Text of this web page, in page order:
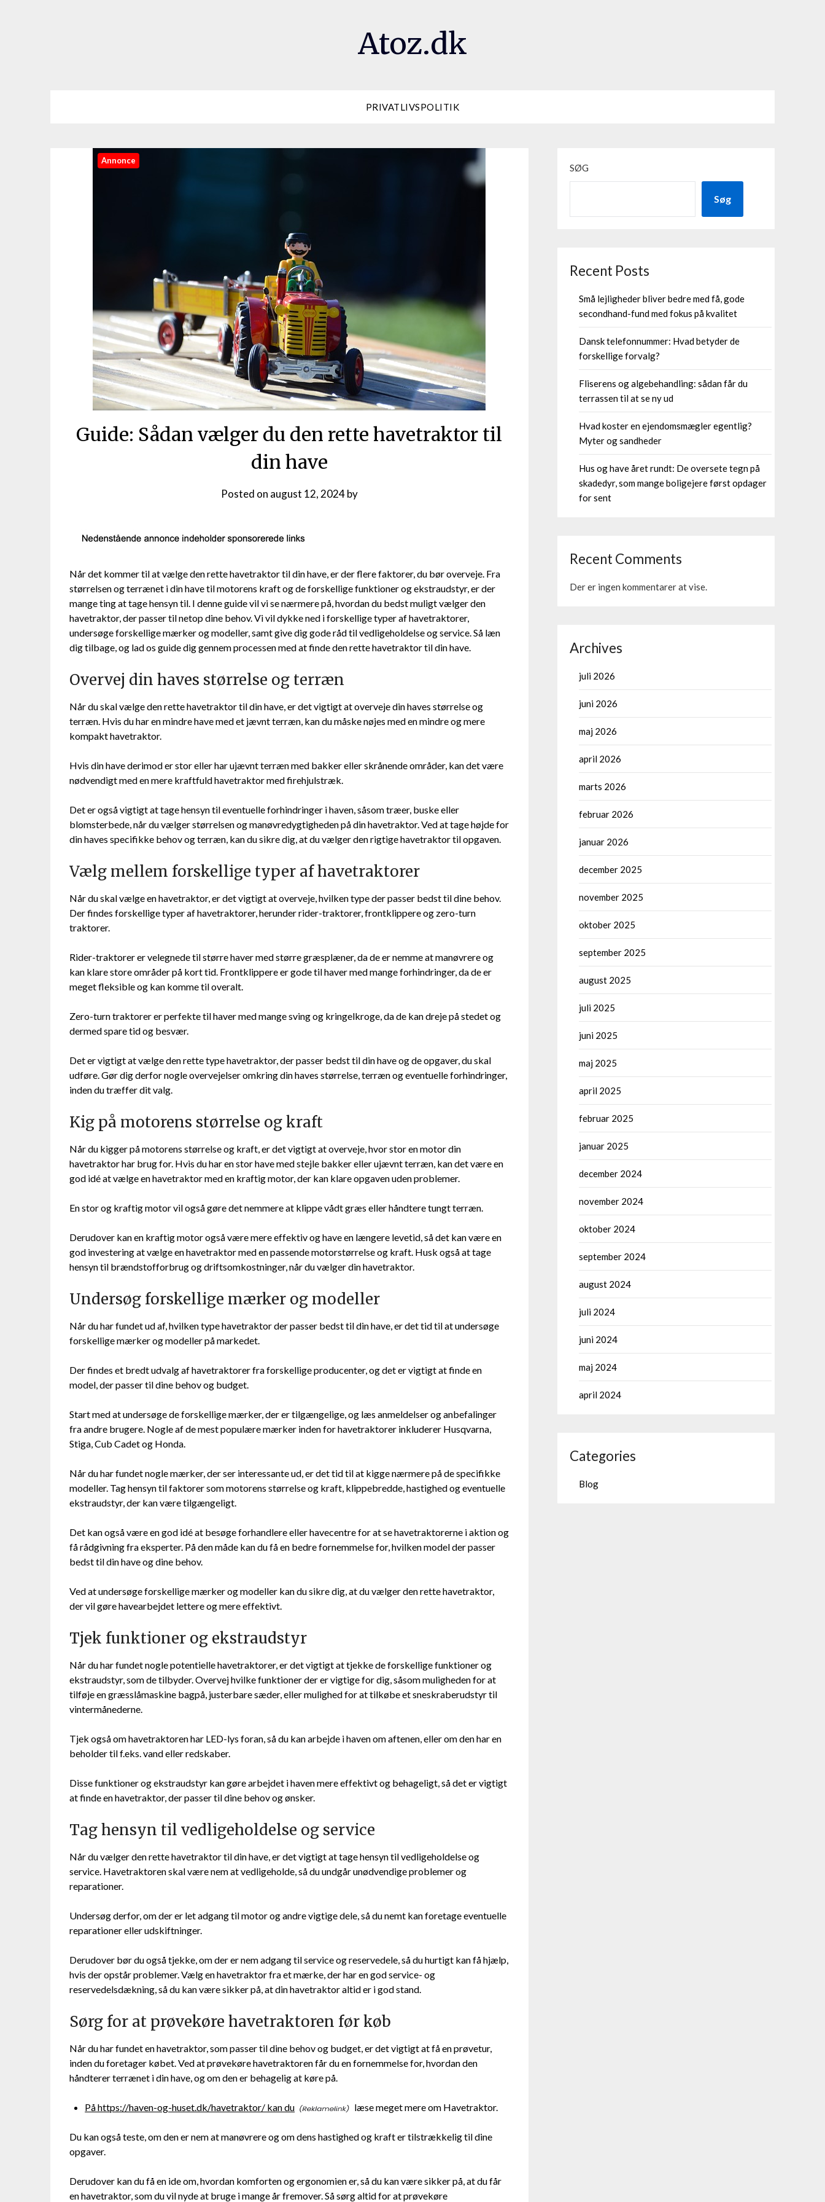
Atoz.dk
PRIVATLIVSPOLITIK
Annonce
Guide: Sådan vælger du den rette havetraktor til
din have
Posted on august 12, 2024by
Når det kommer til at vælge den rette havetraktor til din have, er der flere faktorer, du bør overveje. Fra
størrelsen og terrænet i din have til motorens kraft og de forskellige funktioner og ekstraudstyr, er der
mange ting at tage hensyn til. I denne guide vil vi se nærmere på, hvordan du bedst muligt vælger den
havetraktor, der passer til netop dine behov. Vi vil dykke ned i forskellige typer af havetraktorer,
undersøge forskellige mærker og modeller, samt give dig gode råd til vedligeholdelse og service. Så læn
dig tilbage, og lad os guide dig gennem processen med at finde den rette havetraktor til din have.
Overvej din haves størrelse og terræn
Når du skal vælge den rette havetraktor til din have, er det vigtigt at overveje din haves størrelse og
terræn. Hvis du har en mindre have med et jævnt terræn, kan du måske nøjes med en mindre og mere
kompakt havetraktor.
Hvis din have derimod er stor eller har ujævnt terræn med bakker eller skrånende områder, kan det være
nødvendigt med en mere kraftfuld havetraktor med firehjulstræk.
Det er også vigtigt at tage hensyn til eventuelle forhindringer i haven, såsom træer, buske eller
blomsterbede, når du vælger størrelsen og manøvredygtigheden på din havetraktor. Ved at tage højde for
din haves specifikke behov og terræn, kan du sikre dig, at du vælger den rigtige havetraktor til opgaven.
Vælg mellem forskellige typer af havetraktorer
Når du skal vælge en havetraktor, er det vigtigt at overveje, hvilken type der passer bedst til dine behov.
Der findes forskellige typer af havetraktorer, herunder rider-traktorer, frontklippere og zero-turn
traktorer.
Rider-traktorer er velegnede til større haver med større græsplæner, da de er nemme at manøvrere og
kan klare store områder på kort tid. Frontklippere er gode til haver med mange forhindringer, da de er
meget fleksible og kan komme til overalt.
Zero-turn traktorer er perfekte til haver med mange sving og kringelkroge, da de kan dreje på stedet og
dermed spare tid og besvær.
Det er vigtigt at vælge den rette type havetraktor, der passer bedst til din have og de opgaver, du skal
udføre. Gør dig derfor nogle overvejelser omkring din haves størrelse, terræn og eventuelle forhindringer,
inden du træffer dit valg.
Kig på motorens størrelse og kraft
Når du kigger på motorens størrelse og kraft, er det vigtigt at overveje, hvor stor en motor din
havetraktor har brug for. Hvis du har en stor have med stejle bakker eller ujævnt terræn, kan det være en
god idé at vælge en havetraktor med en kraftig motor, der kan klare opgaven uden problemer.
En stor og kraftig motor vil også gøre det nemmere at klippe vådt græs eller håndtere tungt terræn.
Derudover kan en kraftig motor også være mere effektiv og have en længere levetid, så det kan være en
god investering at vælge en havetraktor med en passende motorstørrelse og kraft. Husk også at tage
hensyn til brændstofforbrug og driftsomkostninger, når du vælger din havetraktor.
Undersøg forskellige mærker og modeller
Når du har fundet ud af, hvilken type havetraktor der passer bedst til din have, er det tid til at undersøge
forskellige mærker og modeller på markedet.
Der findes et bredt udvalg af havetraktorer fra forskellige producenter, og det er vigtigt at finde en
model, der passer til dine behov og budget.
Start med at undersøge de forskellige mærker, der er tilgængelige, og læs anmeldelser og anbefalinger
fra andre brugere. Nogle af de mest populære mærker inden for havetraktorer inkluderer Husqvarna,
Stiga, Cub Cadet og Honda.
Når du har fundet nogle mærker, der ser interessante ud, er det tid til at kigge nærmere på de specifikke
modeller. Tag hensyn til faktorer som motorens størrelse og kraft, klippebredde, hastighed og eventuelle
ekstraudstyr, der kan være tilgængeligt.
Det kan også være en god idé at besøge forhandlere eller havecentre for at se havetraktorerne i aktion og
få rådgivning fra eksperter. På den måde kan du få en bedre fornemmelse for, hvilken model der passer
bedst til din have og dine behov.
Ved at undersøge forskellige mærker og modeller kan du sikre dig, at du vælger den rette havetraktor,
der vil gøre havearbejdet lettere og mere effektivt.
Tjek funktioner og ekstraudstyr
Når du har fundet nogle potentielle havetraktorer, er det vigtigt at tjekke de forskellige funktioner og
ekstraudstyr, som de tilbyder. Overvej hvilke funktioner der er vigtige for dig, såsom muligheden for at
tilføje en græsslåmaskine bagpå, justerbare sæder, eller mulighed for at tilkøbe et sneskraberudstyr til
vintermånederne.
Tjek også om havetraktoren har LED-lys foran, så du kan arbejde i haven om aftenen, eller om den har en
beholder til f.eks. vand eller redskaber.
Disse funktioner og ekstraudstyr kan gøre arbejdet i haven mere effektivt og behageligt, så det er vigtigt
at finde en havetraktor, der passer til dine behov og ønsker.
Tag hensyn til vedligeholdelse og service
Når du vælger den rette havetraktor til din have, er det vigtigt at tage hensyn til vedligeholdelse og
service. Havetraktoren skal være nem at vedligeholde, så du undgår unødvendige problemer og
reparationer.
Undersøg derfor, om der er let adgang til motor og andre vigtige dele, så du nemt kan foretage eventuelle
reparationer eller udskiftninger.
Derudover bør du også tjekke, om der er nem adgang til service og reservedele, så du hurtigt kan få hjælp,
hvis der opstår problemer. Vælg en havetraktor fra et mærke, der har en god service- og
reservedelsdækning, så du kan være sikker på, at din havetraktor altid er i god stand.
Sørg for at prøvekøre havetraktoren før køb
Når du har fundet en havetraktor, som passer til dine behov og budget, er det vigtigt at få en prøvetur,
inden du foretager købet. Ved at prøvekøre havetraktoren får du en fornemmelse for, hvordan den
håndterer terrænet i din have, og om den er behagelig at køre på.
På https://haven-og-huset.dk/havetraktor/ kan du læse meget mere om Havetraktor.
Du kan også teste, om den er nem at manøvrere og om dens hastighed og kraft er tilstrækkelig til dine
opgaver.
Derudover kan du få en ide om, hvordan komforten og ergonomien er, så du kan være sikker på, at du får
en havetraktor, som du vil nyde at bruge i mange år fremover. Så sørg altid for at prøvekøre
SØG
Søg
Recent Posts
Små lejligheder bliver bedre med få, gode
secondhand-fund med fokus på kvalitet
Dansk telefonnummer: Hvad betyder de
forskellige forvalg?
Fliserens og algebehandling: sådan får du
terrassen til at se ny ud
Hvad koster en ejendomsmægler egentlig?
Myter og sandheder
Hus og have året rundt: De oversete tegn på
skadedyr, som mange boligejere først opdager
for sent
Recent Comments
Der er ingen kommentarer at vise.
Archives
juli 2026
juni 2026
maj 2026
april 2026
marts 2026
februar 2026
januar 2026
december 2025
november 2025
oktober 2025
september 2025
august 2025
juli 2025
juni 2025
maj 2025
april 2025
februar 2025
januar 2025
december 2024
november 2024
oktober 2024
september 2024
august 2024
juli 2024
juni 2024
maj 2024
april 2024
Categories
Blog